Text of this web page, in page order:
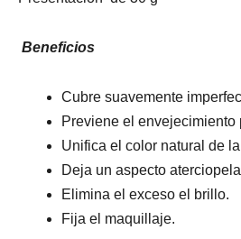
Beneficios
Cubre suavemente
Previene el envejecimiento
Unifica el color natural de
Deja un aspecto
Elimina el exceso el brillo.
Fija el maquillaje.